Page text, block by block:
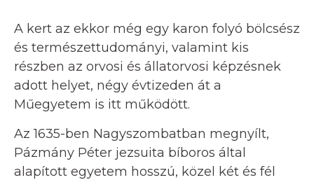
A kert az ekkor még egy karon folyó bölcsész
és természettudományi, valamint kis
részben az orvosi és állatorvosi képzésnek
adott helyet, négy évtizeden át a
Műegyetem is itt működött.
Az 1635-ben Nagyszombatban megnyílt,
Pázmány Péter jezsuita bíboros által
alapított egyetem hosszú, közel két és fél